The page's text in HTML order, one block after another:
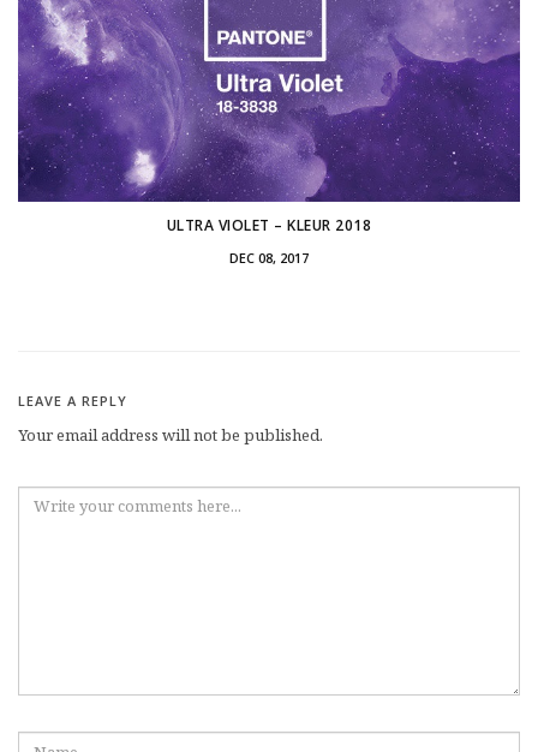
ULTRA VIOLET – KLEUR 2018
DEC 08, 2017
LEAVE A REPLY
Your email address will not be published.